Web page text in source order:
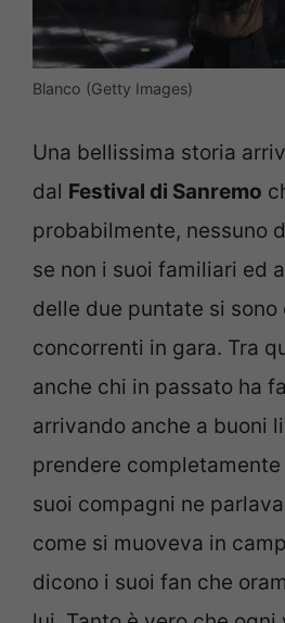
Blanco (Getty Images)
Una bellissima storia
dal Festival di Sanremo
probabilmente, nessuno
se non i suoi familiari ed
delle due puntate si
concorrenti in gara. Tra
anche chi in passato ha
arrivando anche a buoni
prendere completamente
suoi compagni ne
come si muoveva in
dicono i suoi fan che